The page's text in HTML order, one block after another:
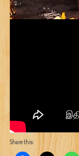
Share this: